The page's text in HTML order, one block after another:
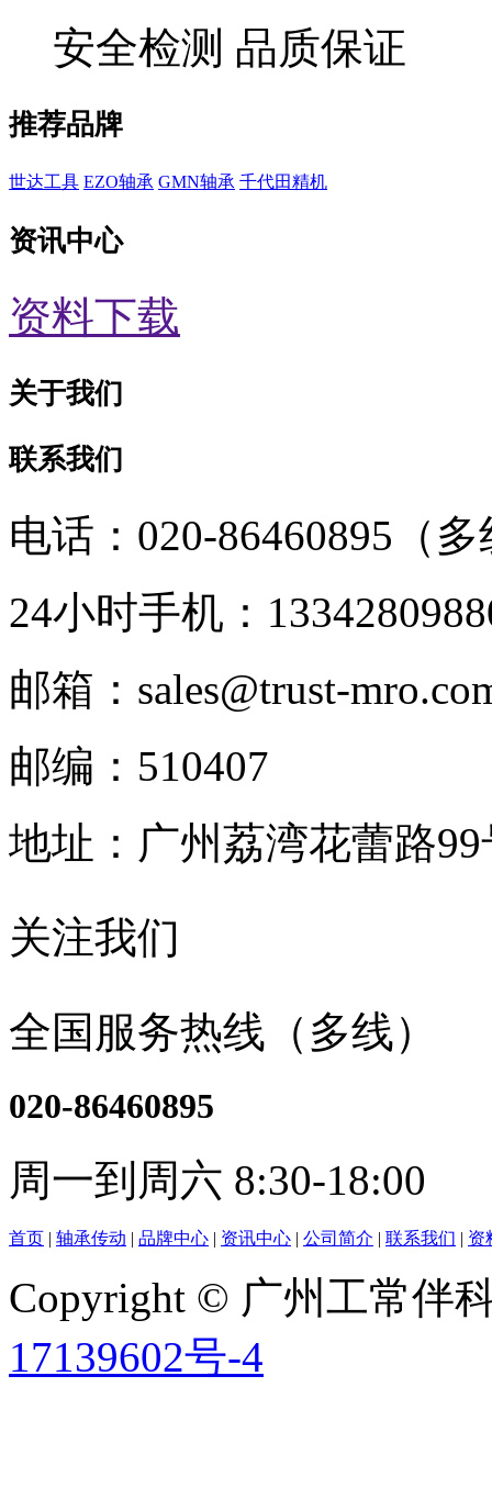
安全检测 品质保证
推荐品牌
世达工具 EZO轴承 GMN轴承 千代田精机
资讯中心
资料下载
关于我们
联系我们
电话：020-86460895（
24小时手机：
邮箱：sales@trust-
邮编：510407
地址：广州荔湾花蕾路
关注我们
全国服务热线（多线）
020-86460895
周一到周六 8:30-18:00
首页 轴承传动 品牌中心 资讯中心 公司简介 联系我们 资
Copyright © 广州工常伴
17139602号-4